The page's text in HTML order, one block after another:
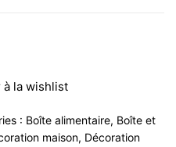
à la wishlist
: Boîte alimentaire, Boîte et
maison, Décoration